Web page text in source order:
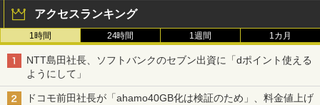
アクセスランキング
1時間 24時間 1週間 1カ月
NTT島田社長、ソフトバンクのセブン出資に「dポイント使える
ようにして」
ドコモ前田社長が「ahamo40GB化は検証のため」、料金値上げ